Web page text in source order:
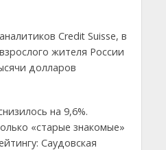
Credit Suisse, в
жителя России
долларов
на 9,6%.
«старые знакомые»
Саудовская